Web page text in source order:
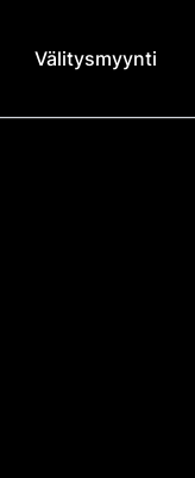
Välitysmyynti